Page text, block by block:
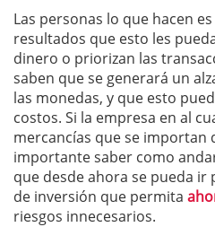
Las personas lo que hacen
resultados que esto les
dinero o priorizan las
saben que se generará un
las monedas, y que esto
costos. Si la empresa en al
mercancías que se importan
importante saber como
que desde ahora se pueda
de inversión que permita
riesgos innecesarios.